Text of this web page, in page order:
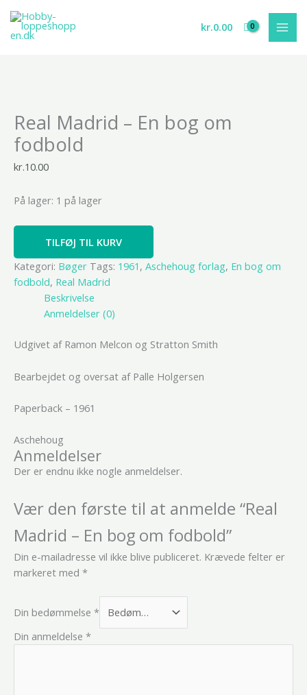
indholdet
kr.0.00
Real Madrid – En bog om
fodbold
kr.10.00
På lager: 1 på lager
Madrid
-
En
bog
fodbold
TILFØJ TIL KURV
Kategori: Bøger Tags: 1961 , Aschehoug forlag, En bog om
fodbold, Real Madrid
Beskrivelse
Anmeldelser (0)
Udgivet af Ramon Melcon og Stratton Smith
Bearbejdet og oversat af Palle Holgersen
Paperback – 1961
Aschehoug
Anmeldelser
Der er endnu ikke nogle anmeldelser.
Vær den første til at anmelde “Real
Madrid – En bog om fodbold”
Din e-mailadresse vil ikke blive publiceret. Krævede felter er
markeret med *
Din bedømmelse *
Din anmeldelse *